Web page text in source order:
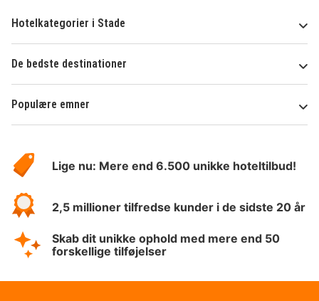
Hotelkategorier i Stade
De bedste destinationer
Populære emner
HotelSpecials
Lige nu: Mere end 6.500 unikke hoteltilbud!
2,5 millioner tilfredse kunder i de sidste 20 år
Skab dit unikke ophold med mere end 50
forskellige tilføjelser